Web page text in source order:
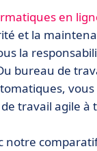
en
et la
la
bureau de
travail agile à
notre